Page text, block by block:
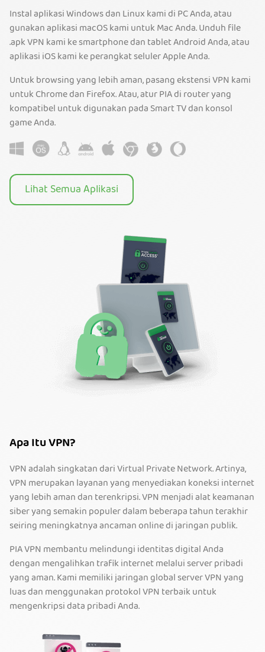
Instal aplikasi Windows dan Linux kami di PC Anda, atau
gunakan aplikasi macOS kami untuk Mac Anda. Unduh file
.apk VPN kami ke smartphone dan tablet Android Anda, atau
aplikasi iOS kami ke perangkat seluler Apple Anda.
Untuk browsing yang lebih aman, pasang ekstensi VPN kami
untuk Chrome dan Firefox. Atau, atur PIA di router yang
kompatibel untuk digunakan pada Smart TV dan konsol
game Anda.
Lihat Semua Aplikasi
Apa Itu VPN?
VPN adalah singkatan dari Virtual Private Network. Artinya,
VPN merupakan layanan yang menyediakan koneksi internet
yang lebih aman dan terenkripsi. VPN menjadi alat keamanan
siber yang semakin populer dalam beberapa tahun terakhir
seiring meningkatnya ancaman online di jaringan publik.
PIA VPN membantu melindungi identitas digital Anda
dengan mengalihkan trafik internet melalui server pribadi
yang aman. Kami memiliki jaringan global server VPN yang
luas dan menggunakan protokol VPN terbaik untuk
mengenkripsi data pribadi Anda.